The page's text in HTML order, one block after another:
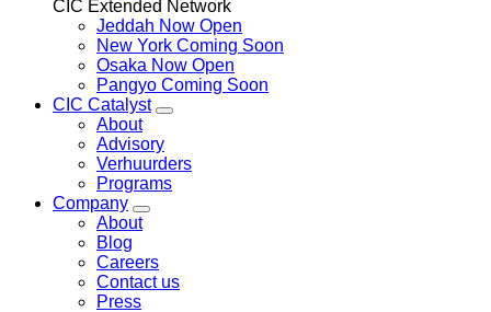
CIC Extended Network
Jeddah Now Open
New York Coming Soon
Osaka Now Open
Pangyo Coming Soon
CIC Catalyst
Toggle
Catalyst
menu
About
Advisory
Verhuurders
Programs
Company
Toggle
Company
About
Blog
Careers
Contact us
Press